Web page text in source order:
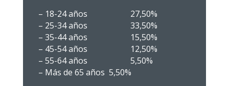
– 18-24 años 27,50%
– 25-34 años 33,50%
– 35-44 años 15,50%
– 45-54 años 12,50%
– 55-64 años 5,50%
– Más de 65 años 5,50%